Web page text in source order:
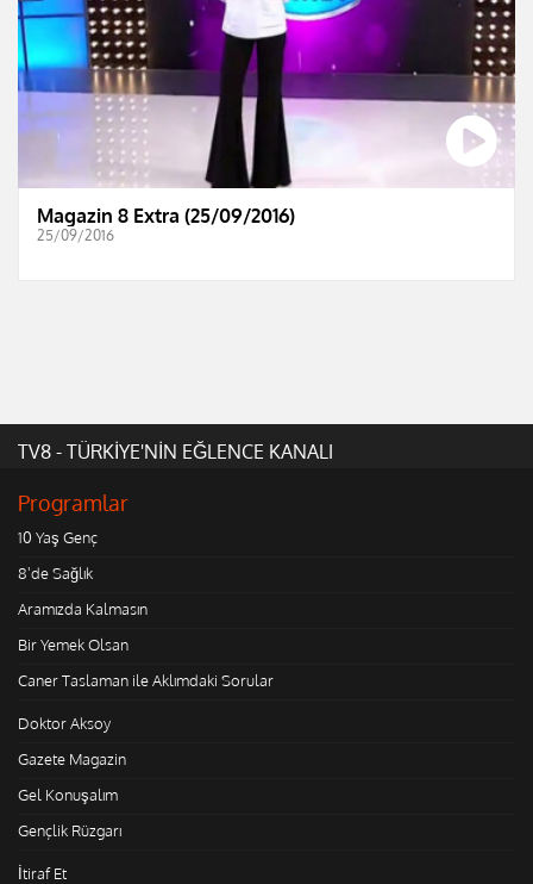
Magazin 8 Extra (25/09/2016)
25/09/2016
TV8 - TÜRKİYE'NİN EĞLENCE KANALI
Programlar
10 Yaş Genç
8'de Sağlık
Aramızda Kalmasın
Bir Yemek Olsan
Caner Taslaman ile Aklımdaki Sorular
Doktor Aksoy
Gazete Magazin
Gel Konuşalım
Gençlik Rüzgarı
İtiraf Et